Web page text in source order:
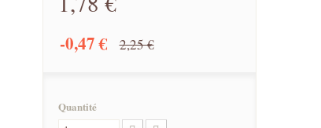
-0,47 € 2,25 €
Quantité